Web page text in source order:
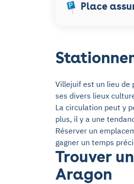
Place
Villejuif est un lieu de
ses divers lieux
La circulation peut y
plus, il y a une
Réserver un
gagner un temps
Trouver
Aragon